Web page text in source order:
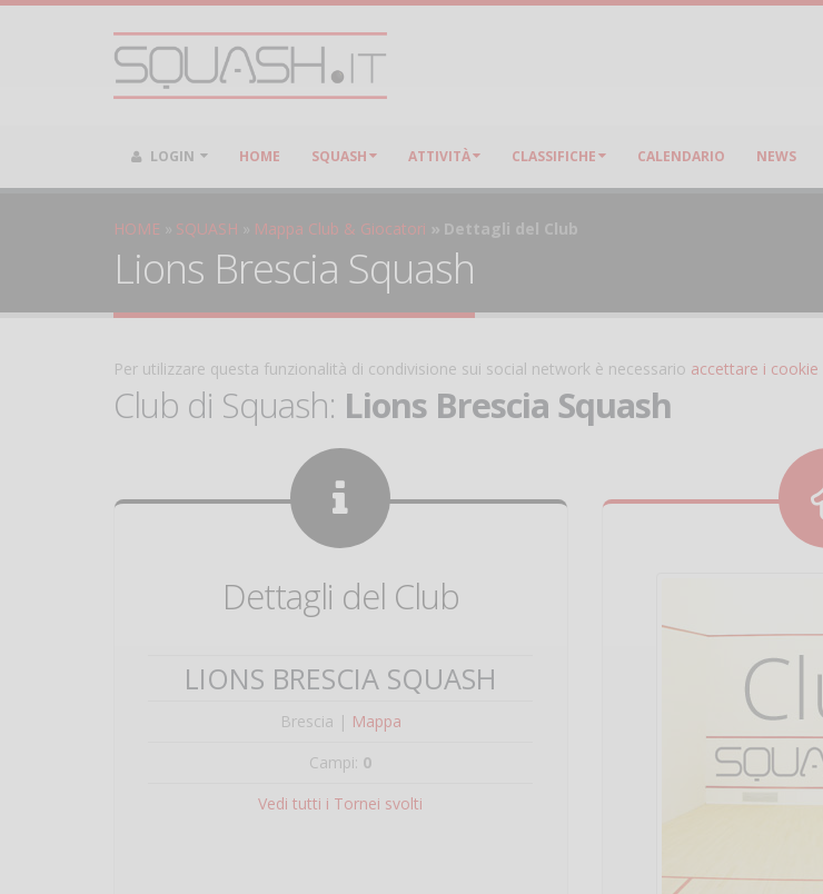
LOGIN HOME SQUASH ATTIVITÀ CLASSIFICHE CALENDARIO NEWS
HOME SQUASH Mappa Club & Giocatori Dettagli del Club
Lions Brescia Squash
Per utilizzare questa funzionalità di condivisione sui social network è necessario accettare i cookie
Club di Squash: Lions Brescia Squash
Dettagli del Club
LIONS BRESCIA SQUASH
Brescia | Mappa
Campi: 0
Vedi tutti i Tornei svolti